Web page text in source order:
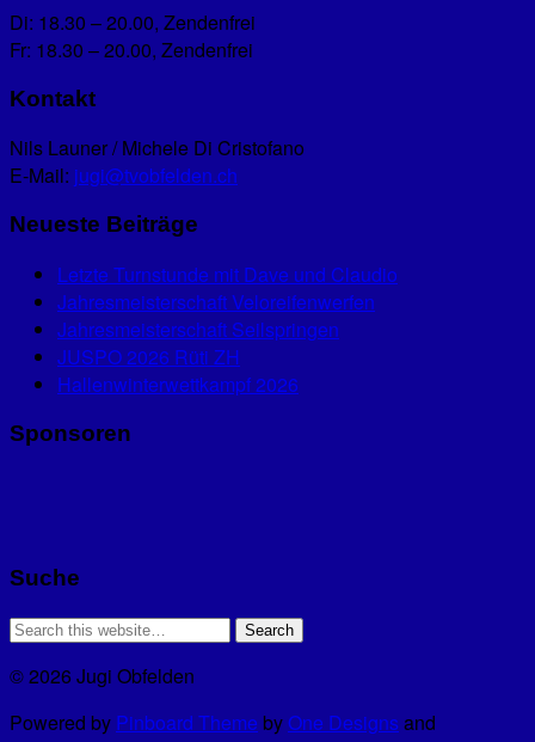
Di: 18.30 – 20.00, Zendenfrei
Fr: 18.30 – 20.00, Zendenfrei
Kontakt
Nils Launer / Michele Di Cristofano
E-Mail: jugi@tvobfelden.ch
Neueste Beiträge
Letzte Turnstunde mit Dave und Claudio
Jahresmeisterschaft Veloreifenwerfen
Jahresmeisterschaft Seilspringen
JUSPO 2026 Rüti ZH
Hallenwinterwettkampf 2026
Sponsoren
Suche
© 2026 Jugi Obfelden
Powered by Pinboard Theme byOne Designsand